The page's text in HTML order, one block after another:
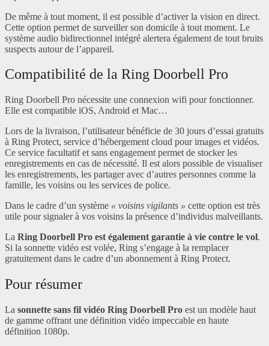
De même à tout moment, il est possible d’activer la vision en direct.
Cette option permet de surveiller son domicile à tout moment. Le
système audio bidirectionnel intégré alertera également de tout bruits
suspects autour de l’appareil.
Compatibilité de la Ring Doorbell Pro
Ring Doorbell Pro nécessite une connexion wifi pour fonctionner.
Elle est compatible iOS, Android et Mac…
Lors de la livraison, l’utilisateur bénéficie de 30 jours d’essai gratuits
à Ring Protect, service d’hébergement cloud pour images et vidéos.
Ce service facultatif et sans engagement permet de stocker les
enregistrements en cas de nécessité. Il est alors possible de visualiser
les enregistrements, les partager avec d’autres personnes comme la
famille, les voisins ou les services de police.
Dans le cadre d’un système « voisins vigilants » cette option est très
utile pour signaler à vos voisins la présence d’individus malveillants.
La Ring Doorbell Pro est également garantie à vie contre le vol.
Si la sonnette vidéo est volée, Ring s’engage à la remplacer
gratuitement dans le cadre d’un abonnement à Ring Protect.
Pour résumer
La sonnette sans fil vidéo Ring Doorbell Pro est un modèle haut
de gamme offrant une définition vidéo impeccable en haute
définition 1080p.